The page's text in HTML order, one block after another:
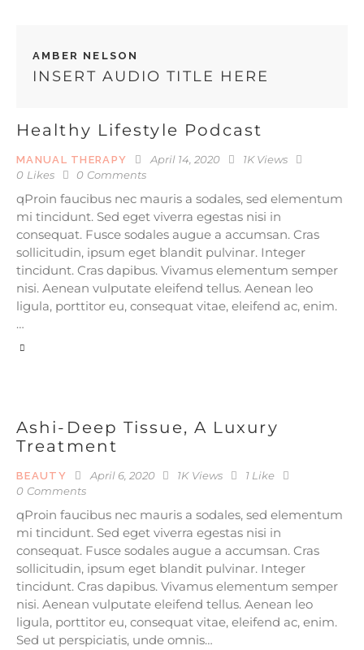
AMBER NELSON
INSERT AUDIO TITLE HERE
Healthy Lifestyle Podcast
MANUAL THERAPY April 14, 2020 1K Views
0 Likes 0 Comments
qProin faucibus nec mauris a sodales, sed elementum
mi tincidunt. Sed eget viverra egestas nisi in
consequat. Fusce sodales augue a accumsan. Cras
sollicitudin, ipsum eget blandit pulvinar. Integer
tincidunt. Cras dapibus. Vivamus elementum semper
nisi. Aenean vulputate eleifend tellus. Aenean leo
ligula, porttitor eu, consequat vitae, eleifend ac, enim.
…
Ashi-Deep Tissue, A Luxury
Treatment
BEAUTY April 6, 2020 1K Views 1 Like
0 Comments
qProin faucibus nec mauris a sodales, sed elementum
mi tincidunt. Sed eget viverra egestas nisi in
consequat. Fusce sodales augue a accumsan. Cras
sollicitudin, ipsum eget blandit pulvinar. Integer
tincidunt. Cras dapibus. Vivamus elementum semper
nisi. Aenean vulputate eleifend tellus. Aenean leo
ligula, porttitor eu, consequat vitae, eleifend ac, enim.
Sed ut perspiciatis, unde omnis…